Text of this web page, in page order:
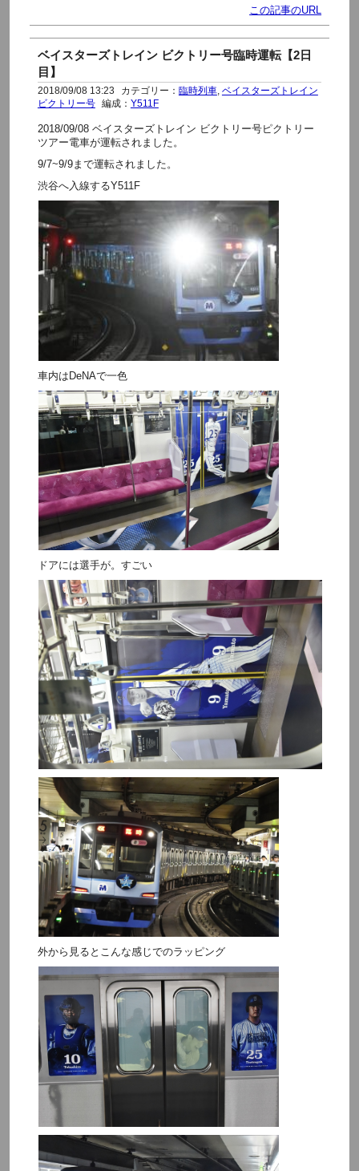
この記事のURL
ベイスターズトレイン ビクトリー号臨時運転【2日
目】
2018/09/08 13:23 カテゴリー： 臨時列車, ベイスターズトレイン
ビクトリー号
編成： Y511F
2018/09/08 ベイスターズトレイン ビクトリー号ピクトリー
ツアー電車が運転されました。
9/7~9/9まで運転されました。
渋谷へ入線するY511F
車内はDeNAで一色
ドアには選手が。すごい
外から見るとこんな感じでのラッピング